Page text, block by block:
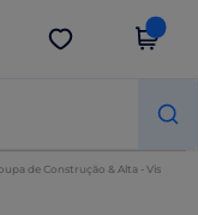
Obter app
de Construção & Alta - Vis